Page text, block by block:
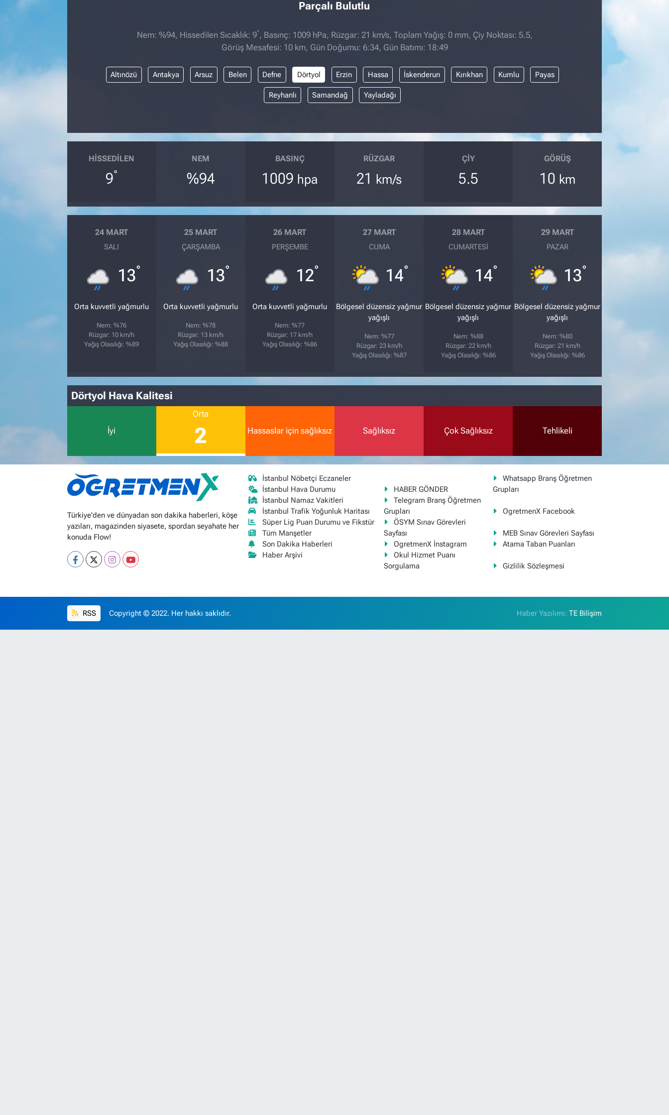
Parçalı Bulutlu
Nem: %94, Hissedilen Sıcaklık: 9°, Basınç: 1009 hPa, Rüzgar: 21 km/s, Toplam Yağış: 0 mm, Çiy Noktası: 5.5,
Görüş Mesafesi: 10 km, Gün Doğumu: 6:34, Gün Batımı: 18:49
Altınözü Antakya Arsuz Belen Defne Dörtyol Erzin Hassa İskenderun Kırıkhan Kumlu Payas
Reyhanlı Samandağ Yayladağı
HISSEDILEN
9°
NEM
%94
BASINÇ
1009 hpa
RÜZGAR
21 km/s
ÇIY
5.5
GÖRÜŞ
10 km
24 MART
SALI
13°
Orta kuvvetli yağmurlu
Nem: %76
Rüzgar: 10 km/h
Yağış Olasılığı: %89
25 MART
ÇARŞAMBA
13°
Orta kuvvetli yağmurlu
Nem: %78
Rüzgar: 13 km/h
Yağış Olasılığı: %88
26 MART
PERŞEMBE
12°
Orta kuvvetli yağmurlu
Nem: %77
Rüzgar: 17 km/h
Yağış Olasılığı: %86
27 MART
CUMA
14°
Bölgesel düzensiz yağmur
yağışlı
Nem: %77
Rüzgar: 23 km/h
Yağış Olasılığı: %87
28 MART
CUMARTESI
14°
Bölgesel düzensiz yağmur
yağışlı
Nem: %88
Rüzgar: 22 km/h
Yağış Olasılığı: %86
29 MART
PAZAR
13°
Bölgesel düzensiz yağmur
yağışlı
Nem: %80
Rüzgar: 21 km/h
Yağış Olasılığı: %86
Dörtyol Hava Kalitesi
İyi
Orta
2 Hassaslar için sağlıksız Sağlıksız Çok Sağlıksız Tehlikeli
Türkiye'den ve dünyadan son dakika haberleri, köşe
yazıları, magazinden siyasete, spordan seyahate her
konuda Flow!
İstanbul Nöbetçi Eczaneler
İstanbul Hava Durumu
İstanbul Namaz Vakitleri
İstanbul Trafik Yoğunluk Haritası
Süper Lig Puan Durumu ve Fikstür
Tüm Manşetler
Son Dakika Haberleri
Haber Arşivi
HABER GÖNDER
Whatsapp Branş Öğretmen
Grupları
Telegram Branş Öğretmen
Grupları
OgretmenX Facebook
ÖSYM Sınav Görevleri
Sayfası
MEB Sınav Görevleri Sayfası
OgretmenX İnstagram
Atama Taban Puanları
Okul Hizmet Puanı
Sorgulama
Gizlilik Sözleşmesi
RSS Copyright © 2022. Her hakkı saklıdır. Haber Yazılımı:TE Bilişim